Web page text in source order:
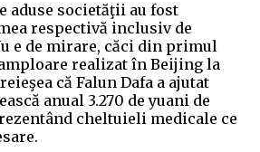
aduse societăţii au fost
respectivă inclusiv de
e de mirare, căci din primul
realizat în Beijing la
că Falun Dafa a ajutat
anual 3.270 de yuani de
cheltuieli medicale ce